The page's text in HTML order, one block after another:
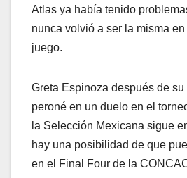
Atlas ya había tenido
nunca volvió a ser la misma
juego.
Greta Espinoza después de su
peroné en un duelo en el
la Selección Mexicana sigue
hay una posibilidad de que
en el Final Four de la